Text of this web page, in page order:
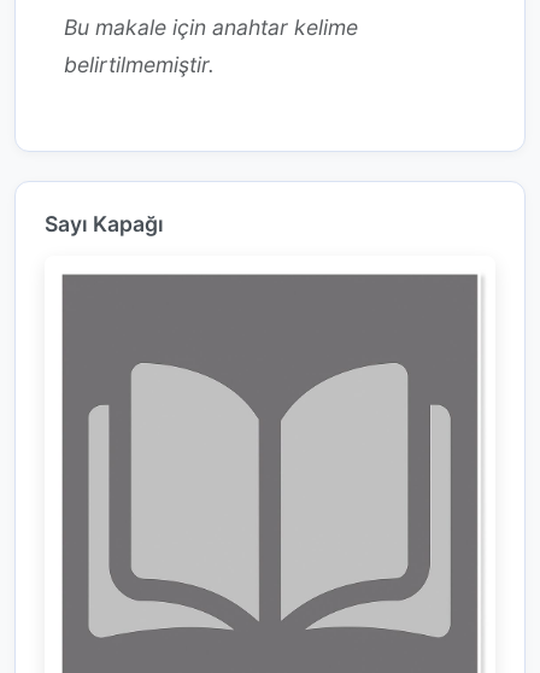
Bu makale için anahtar kelime
belirtilmemiştir.
Sayı Kapağı